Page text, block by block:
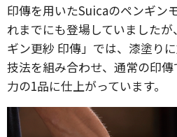
印傳を用いたSuicaのペンギン
れまでにも登場していました
ギン更紗 印傳」では、漆塗り
技法を組み合わせ、通常の印
力の1品に仕上がっています。